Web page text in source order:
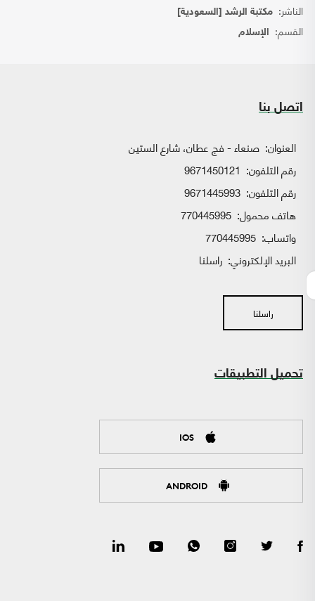
الناشر: مكتبة الرشد [السعودية]
القسم: الإسلام
اتصل بنا
العنوان: صنعاء - فج عطان، شارع الستين
رقم التلفون: 9671450121
رقم التلفون: 9671445993
هاتف محمول: 770445995
واتساب:
البريد الإلكتروني: راسلنا
راسلنا
تحميل التطبيقات
IOS
ANDROID